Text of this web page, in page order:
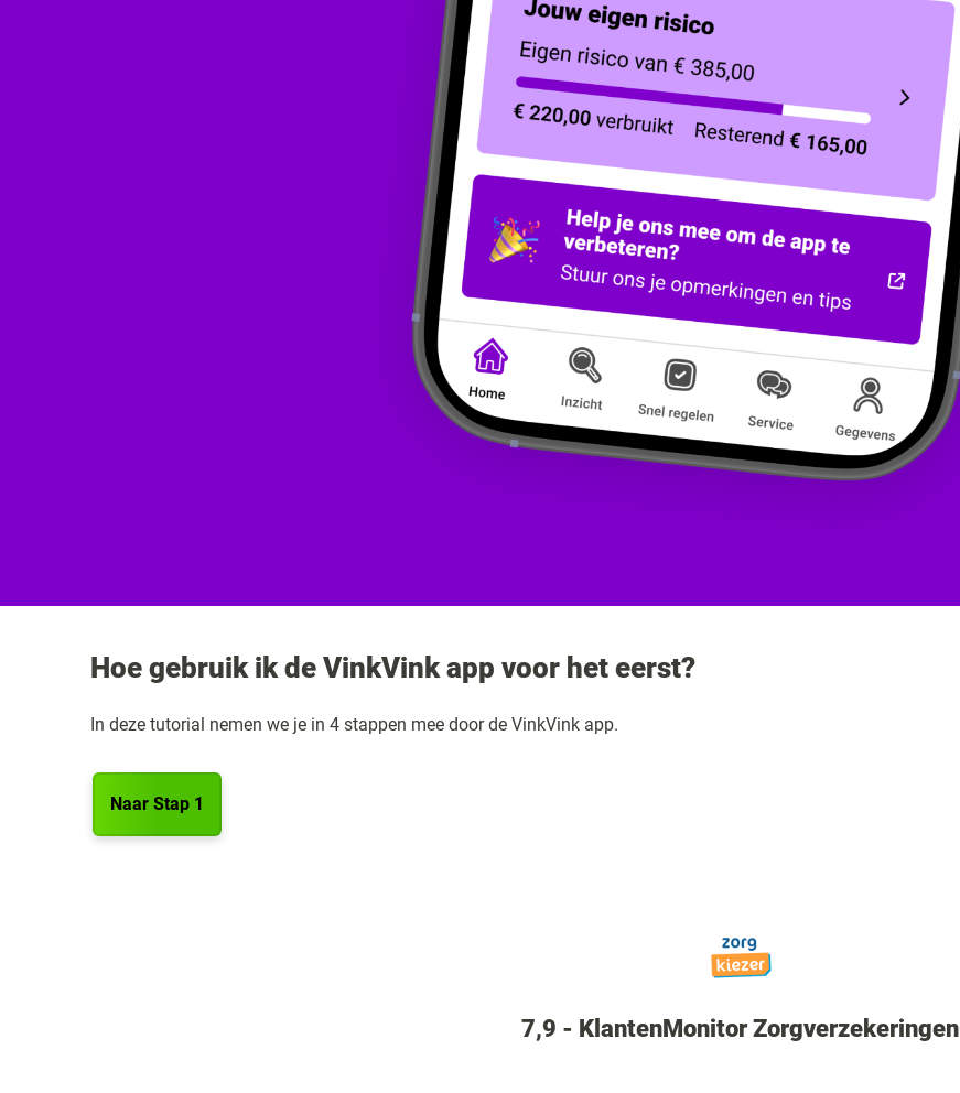
Hoe gebruik ik de VinkVink app voor het eerst?
In deze tutorial nemen we je in 4 stappen mee door de VinkVink app.
Naar Stap 1
7,9 - KlantenMonitor Zorgverzekeringen